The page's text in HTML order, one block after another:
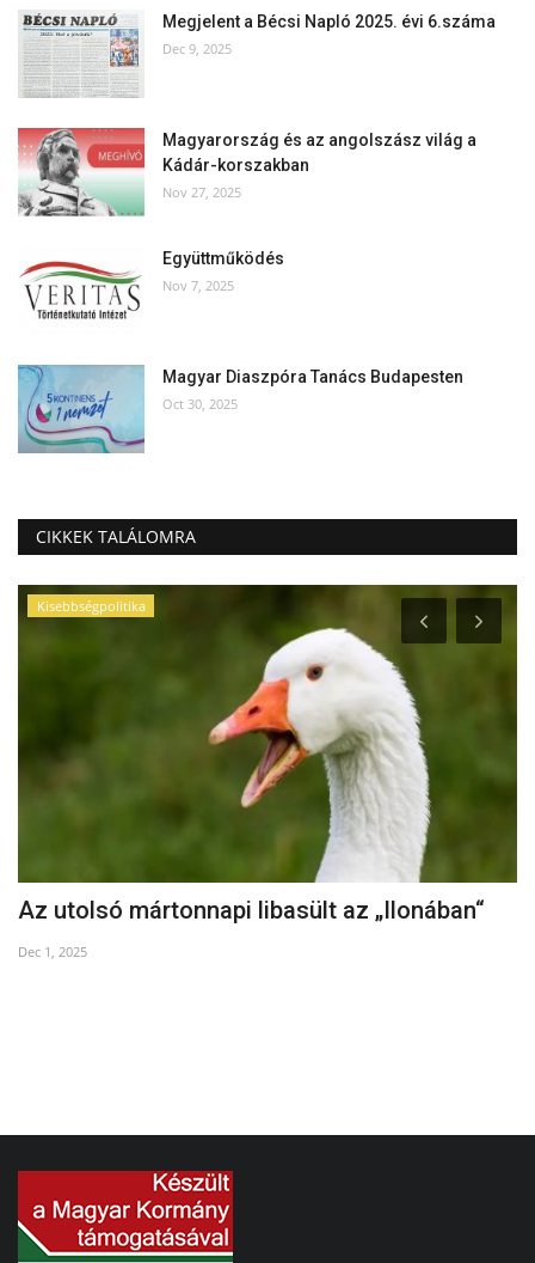
Megjelent a Bécsi Napló 2025. évi 6.száma
Dec 9, 2025
Magyarország és az angolszász világ a
Kádár-korszakban
Nov 27, 2025
Együttműködés
Nov 7, 2025
Magyar Diaszpóra Tanács Budapesten
Oct 30, 2025
CIKKEK TALÁLOMRA
Kisebbségpolitika
Az utolsó mártonnapi libasült az „Ilonában“
Dec 1, 2025